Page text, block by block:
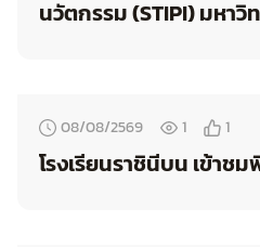
นวัตกรรม (STIPI) มหาวิ
08/08/2569 1 1
โรงเรียนราชินีบน เข้าช